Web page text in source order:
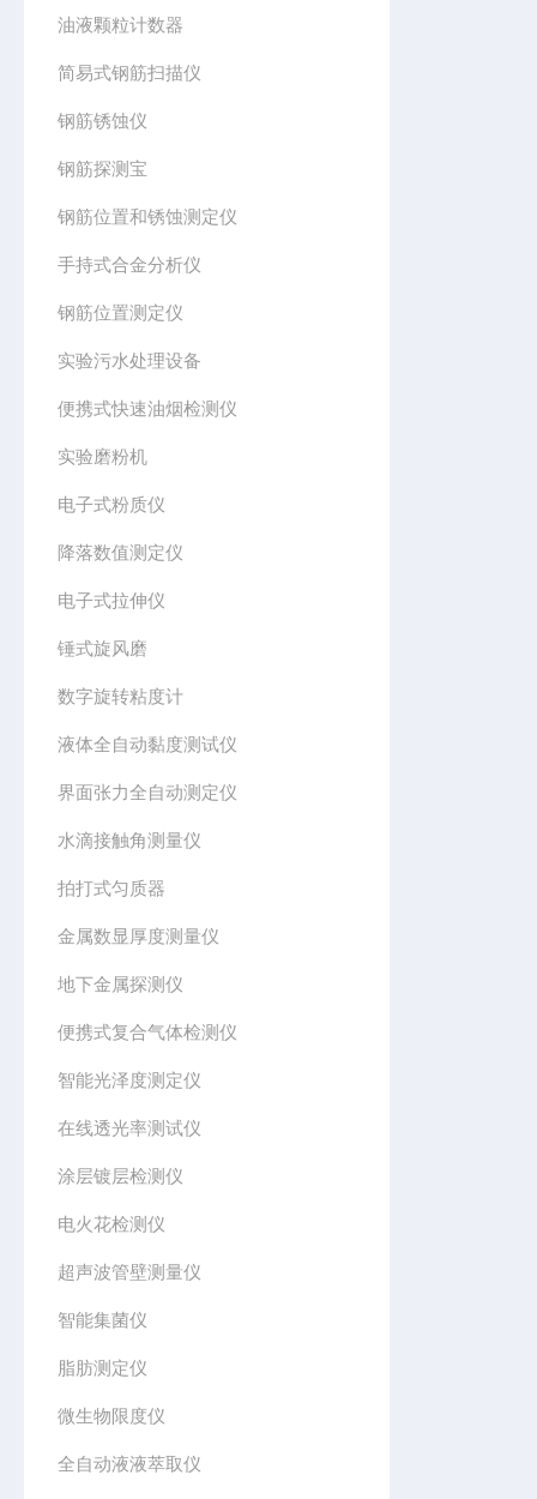
油液颗粒计数器
简易式钢筋扫描仪
钢筋锈蚀仪
钢筋探测宝
钢筋位置和锈蚀测定仪
手持式合金分析仪
钢筋位置测定仪
实验污水处理设备
便携式快速油烟检测仪
实验磨粉机
电子式粉质仪
降落数值测定仪
电子式拉伸仪
锤式旋风磨
数字旋转粘度计
液体全自动黏度测试仪
界面张力全自动测定仪
水滴接触角测量仪
拍打式匀质器
金属数显厚度测量仪
地下金属探测仪
便携式复合气体检测仪
智能光泽度测定仪
在线透光率测试仪
涂层镀层检测仪
电火花检测仪
超声波管壁测量仪
智能集菌仪
脂肪测定仪
微生物限度仪
全自动液液萃取仪